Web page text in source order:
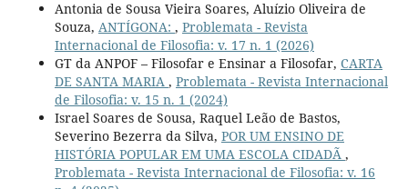
Antonia de Sousa Vieira Soares, Aluízio Oliveira de
Souza, ANTÍGONA: , Problemata - Revista
Internacional de Filosofia: v. 17 n. 1 (2026)
GT da ANPOF – Filosofar e Ensinar a Filosofar, CARTA
DE SANTA MARIA , Problemata - Revista Internacional
de Filosofia: v. 15 n. 1 (2024)
Israel Soares de Sousa, Raquel Leão de Bastos,
Severino Bezerra da Silva, POR UM ENSINO DE
HISTÓRIA POPULAR EM UMA ESCOLA CIDADÃ ,
Problemata - Revista Internacional de Filosofia: v. 16